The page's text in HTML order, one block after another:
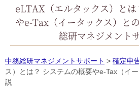
eLTAX（エルタックス）と
やe-Tax（イータックス）と
総研マネジメント
中務総研マネジメントサポート > 確定申
ス）とは？ システムの概要やe-Tax（イ
説